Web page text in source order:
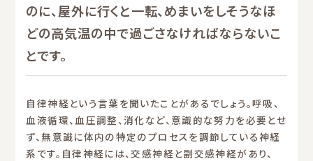
のに、屋外に行くと一転、めまいをしそうなほ
どの高気温の中で過ごさなければならないこ
とです。
自律神経という言葉を聞いたことがあるでしょう。呼吸、
血液循環、血圧調整、消化など、意識的な努力を必要とせ
ず、無意識に体内の特定のプロセスを調節している神経
系です。自律神経には、交感神経と副交感神経があり、